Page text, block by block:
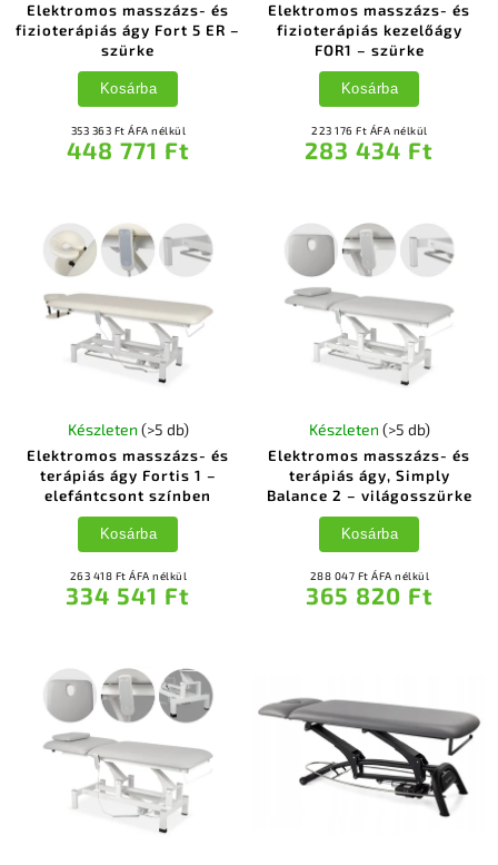
Elektromos masszázs- és
fizioterápiás ágy Fort 5 ER –
szürke
353 363 Ft ÁFA nélkül
448 771 Ft
Kosárba
Elektromos masszázs- és
fizioterápiás kezelőágy
FOR1 – szürke
223 176 Ft ÁFA nélkül
283 434 Ft
Kosárba
Elektromos masszázs- és
terápiás ágy Fortis 1 –
elefántcsont színben
Készleten (>5 db)
263 418 Ft ÁFA nélkül
334 541 Ft
Kosárba
Elektromos masszázs- és
terápiás ágy, Simply
Balance 2 – világosszürke
Készleten (>5 db)
288 047 Ft ÁFA nélkül
365 820 Ft
Kosárba